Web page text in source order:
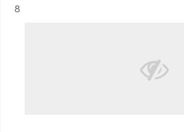
Résultat n°
8